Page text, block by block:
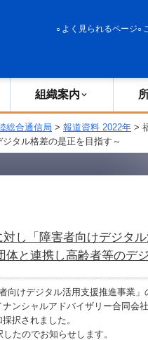
よく見られるページ
組織案内
総合通信局 > 報道資料 2022年 >
タル格差の是正を目指す～
し「障害者向けデジタ
体と連携し高齢者等のデ
向けデジタル活用支援推進事業
ンシャルアドバイザリー合同会
採択されました。
たのでお知らせします。